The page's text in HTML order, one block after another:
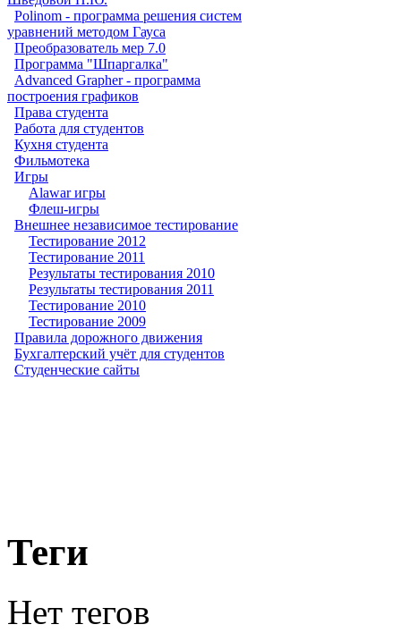
Polinom - программа решения систем
уравнений методом Гауса
Преобразователь мер 7.0
Программа "Шпаргалка"
Advanced Grapher - программа
построения графиков
Права студента
Работа для студентов
Кухня студента
Фильмотека
Игры
Alawar игры
Флеш-игры
Внешнее независимое тестирование
Тестирование 2012
Тестирование 2011
Результаты тестирования 2010
Результаты тестирования 2011
Тестирование 2010
Тестирование 2009
Правила дорожного движения
Бухгалтерский учёт для студентов
Студенческие сайты
Теги
Нет тегов